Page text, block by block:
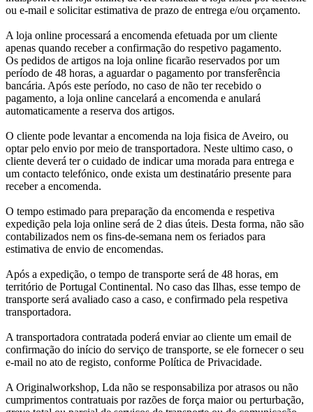
ou e-mail e solicitar estimativa de prazo de entrega e/ou orçamento.
A loja online processará a encomenda efetuada por um cliente
apenas quando receber a confirmação do respetivo pagamento.
Os pedidos de artigos na loja online ficarão reservados por um
período de 48 horas, a aguardar o pagamento por transferência
bancária. Após este período, no caso de não ter recebido o
pagamento, a loja online cancelará a encomenda e anulará
automaticamente a reserva dos artigos.
O cliente pode levantar a encomenda na loja fisica de Aveiro, ou
optar pelo envio por meio de transportadora. Neste ultimo caso, o
cliente deverá ter o cuidado de indicar uma morada para entrega e
um contacto telefónico, onde exista um destinatário presente para
receber a encomenda.
O tempo estimado para preparação da encomenda e respetiva
expedição pela loja online será de 2 dias úteis. Desta forma, não são
contabilizados nem os fins-de-semana nem os feriados para
estimativa de envio de encomendas.
Após a expedição, o tempo de transporte será de 48 horas, em
território de Portugal Continental. No caso das Ilhas, esse tempo de
transporte será avaliado caso a caso, e confirmado pela respetiva
transportadora.
A transportadora contratada poderá enviar ao cliente um email de
confirmação do início do serviço de transporte, se ele fornecer o seu
e-mail no ato de registo, conforme Política de Privacidade.
A Originalworkshop, Lda não se responsabiliza por atrasos ou não
cumprimentos contratuais por razões de força maior ou perturbação,